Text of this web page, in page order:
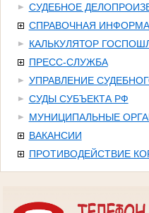
СУДЕБНОЕ
СПРАВОЧНАЯ
КАЛЬКУЛЯТОР
ПРЕСС-СЛУЖБА
УПРАВЛЕНИЕ
СУДЫ СУБЪЕКТА РФ
МУНИЦИПАЛЬНЫЕ
ВАКАНСИИ
ПРОТИВОДЕЙСТВИЕ